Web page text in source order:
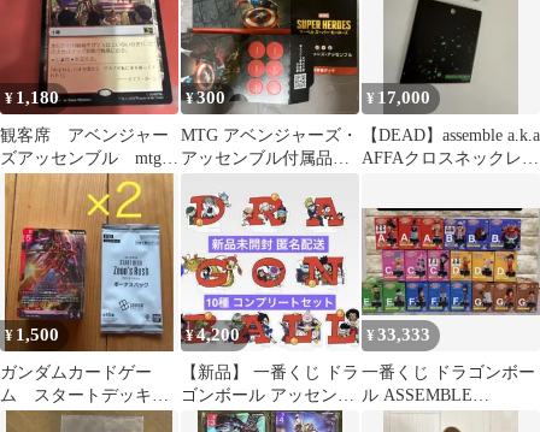
¥ 1,180
観客席 アベンジャー
ズアッセンブル mtg
マジックザギャザリン
グ
¥300
MTG アベンジャーズ・
アッセンブル付属品ま
とめ
¥ 17,000
【DEAD】assemble a.k.a
AFFAクロスネックレス
¥ 1,500
ガンダムカードゲー
ム スタートデッキア
ッセンブル Zeon's Rush
¥4,200
【新品】 一番くじ ドラ
ゴンボール アッセンブ
ルコレクション H賞 10
¥33,333
一番くじ ドラゴンボー
ル ASSEMBLE
COLLECTION